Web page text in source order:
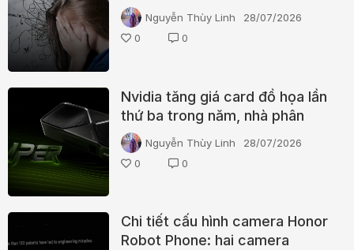
hơn, đặc biệt ở tuổi teen
Nguyễn Thùy Linh
28/07/2026
0
0
Nvidia tăng giá card đồ họa lần
thứ ba trong năm, nhà phân
phối hoảng loạn
Nguyễn Thùy Linh
28/07/2026
0
0
Chi tiết cấu hình camera Honor
Robot Phone: hai camera